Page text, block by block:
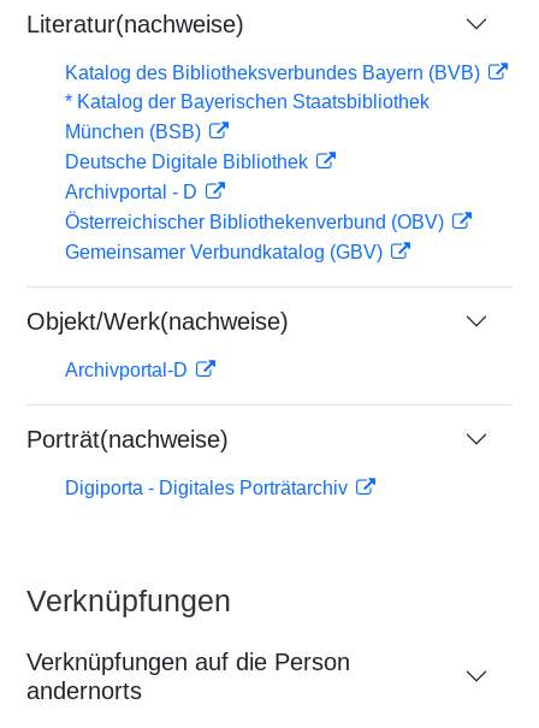
Literatur(nachweise)
Katalog des Bibliotheksverbundes Bayern (BVB)
* Katalog der Bayerischen Staatsbibliothek
München (BSB)
Deutsche Digitale Bibliothek
Archivportal - D
Österreichischer Bibliothekenverbund (OBV)
Gemeinsamer Verbundkatalog (GBV)
Objekt/Werk(nachweise)
Archivportal-D
Porträt(nachweise)
Digiporta - Digitales Porträtarchiv
Verknüpfungen
Verknüpfungen auf die Person
andernorts